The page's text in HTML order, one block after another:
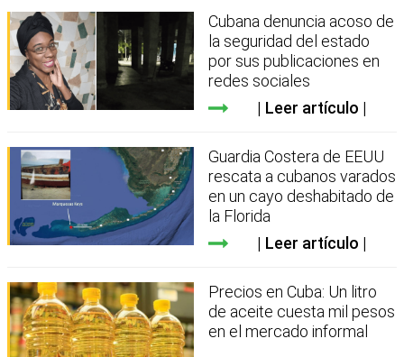
Cubana denuncia acoso de
la seguridad del estado
por sus publicaciones en
redes sociales
Leer artículo
Guardia Costera de EEUU
rescata a cubanos varados
en un cayo deshabitado de
la Florida
Leer artículo
Precios en Cuba: Un litro
de aceite cuesta mil pesos
en el mercado informal